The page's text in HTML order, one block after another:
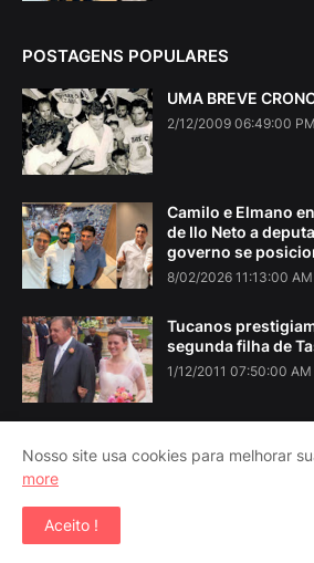
POSTAGENS POPULARES
UMA BREVE
2/12/2009 06:49:00 PM
Camilo e Elmano
de Ilo Neto a
governo se
8/02/2026 11:13:00 AM
Tucanos
segunda filha de
1/12/2011 07:50:00 AM
Nosso site usa cookies para melhorar
more
Aceito !